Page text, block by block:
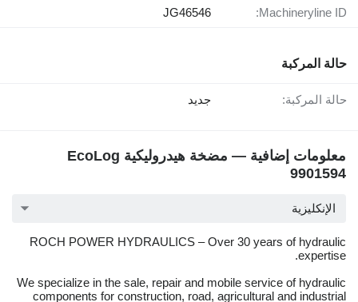
Machineryline ID:
JG46546
حالة المركبة
حالة المركبة: جديد
معلومات إضافية — مضخة هيدروليكية EcoLog
9901594
الإنكليزية
ROCH POWER HYDRAULICS – Over 30 years of hydraulic
expertise.
We specialize in the sale, repair and mobile service of hydraulic
components for construction, road, agricultural and industrial